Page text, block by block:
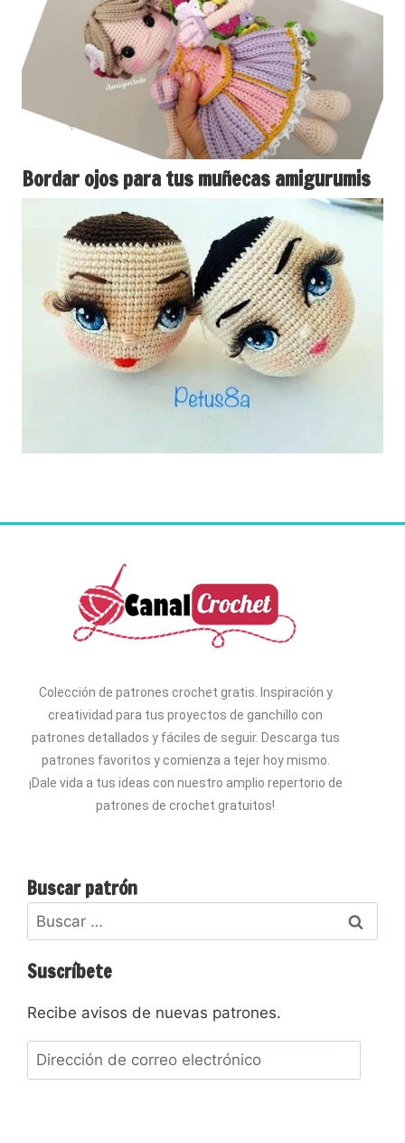
Bordar ojos para tus muñecas amigurumis
Colección de patrones crochet gratis. I nspiración y
creatividad para tus proyectos de ganchillo con
patrones detallados y fáciles de seguir. Descarga tus
patrones favoritos y comienza a tejer hoy mismo.
¡Dale vida a tus ideas con nuestro amplio repertorio de
patrones de crochet gratuitos!
Buscar patrón
Suscríbete
Recibe avisos de nuevas patrones.